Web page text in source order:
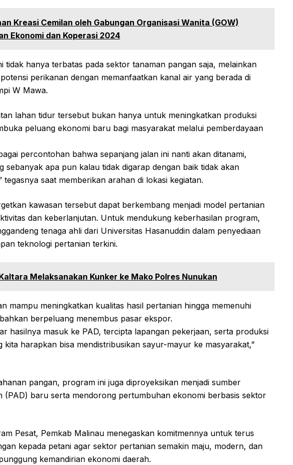
Kreasi Cemilan oleh Gabungan Organisasi Wanita (GOW)
Ekonomi dan Koperasi 2024
tidak hanya terbatas pada sektor tanaman pangan saja, melainkan
perikanan dengan memanfaatkan kanal air yang berada di
W Mawa.
lahan tidur tersebut bukan hanya untuk meningkatkan produksi
peluang ekonomi baru bagi masyarakat melalui pemberdayaan
percontohan bahwa sepanjang jalan ini nanti akan ditanami,
sebanyak apa pun kalau tidak digarap dengan baik tidak akan
tegasnya saat memberikan arahan di lokasi kegiatan.
kawasan tersebut dapat berkembang menjadi model pertanian
dan keberlanjutan. Untuk mendukung keberhasilan program,
tenaga ahli dari Universitas Hasanuddin dalam penyediaan
teknologi pertanian terkini.
Melaksanakan Kunker ke Mako Polres Nunukan
mampu meningkatkan kualitas hasil pertanian hingga memenuhi
berpeluang menembus pasar ekspor.
hasilnya masuk ke PAD, tercipta lapangan pekerjaan, serta produksi
kita harapkan bisa mendistribusikan sayur-mayur ke masyarakat,”
pangan, program ini juga diproyeksikan menjadi sumber
(PAD) baru serta mendorong pertumbuhan ekonomi berbasis sektor
Pesat, Pemkab Malinau menegaskan komitmennya untuk terus
kepada petani agar sektor pertanian semakin maju, modern, dan
kemandirian ekonomi daerah.